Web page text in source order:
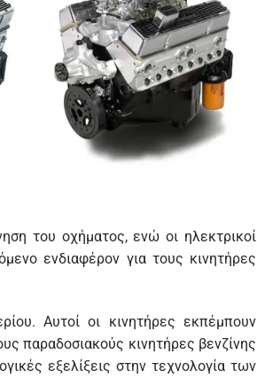
του οχήματος, ενώ οι ηλεκτρικοί
ενδιαφέρον για τους κινητήρες
Αυτοί οι κινητήρες εκπέμπουν
παραδοσιακούς κινητήρες βενζίνης
εξελίξεις στην τεχνολογία των